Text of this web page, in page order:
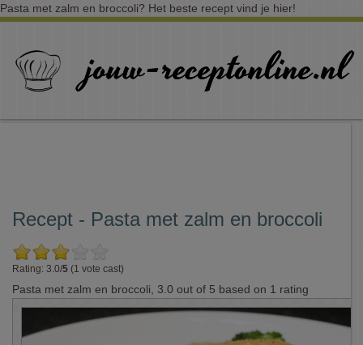
Pasta met zalm en broccoli? Het beste recept vind je hier!
Recept - Pasta met zalm en broccoli
Rating: 3.0/5 (1 vote cast)
Pasta met zalm en broccoli 3.0 out of 5 based on 1 rating